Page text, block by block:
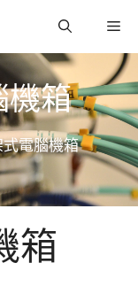
機箱
電腦機箱
箱